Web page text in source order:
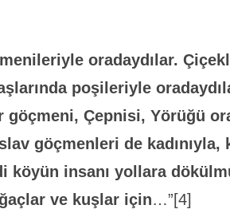
oradaydılar.
poşileriyle
Çepnisi, Yörüğü
göçmenleri de kadınıyla,
köyün insanı yollara
ve kuşlar için…”[4]